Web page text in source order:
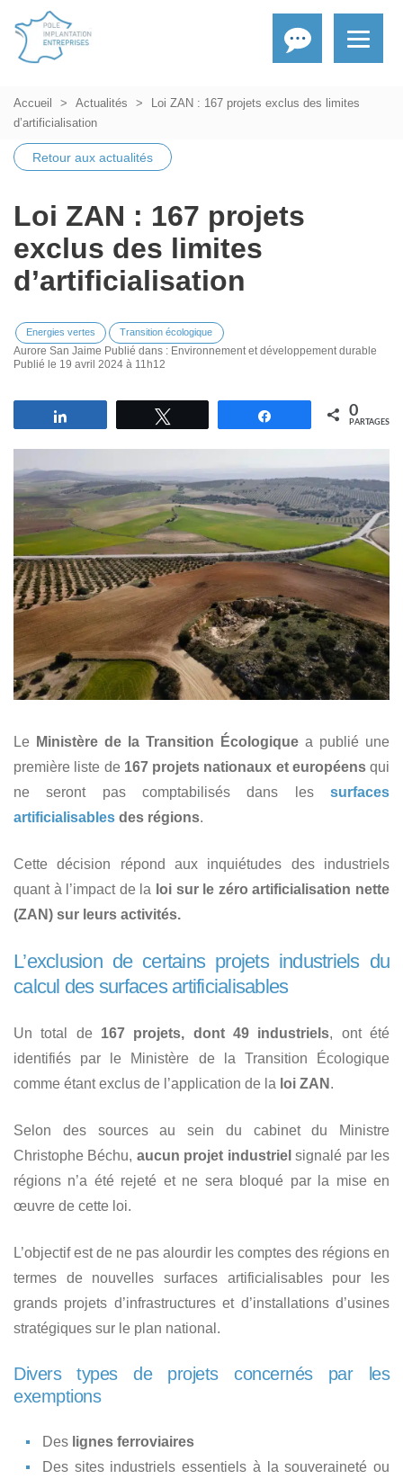
Accueil Actualités
Loi ZAN : 167 projets exclus des limites
d’artificialisation
Retour aux actualités
Loi ZAN : 167 projets
exclus des limites
d’artificialisation
Energies vertes Transition écologique
Aurore San Jaime Publié dans : Environnement et développement durable
Publié le 19 avril 2024 à 11h12
Partagez 0
PARTAGES
Le Ministère de la Transition Écologique a publié une
première liste de 167 projets nationaux et européensqui
ne seront pas comptabilisés dans les surfaces
artificialisables des régions.
Cette décision répond aux inquiétudes des industriels
quant à l’impact de la loi sur le zéro artificialisation nette
(ZAN) sur leurs activités.
L’exclusion de certains projets industriels du
calcul des surfaces artificialisables
Un total de 167 projets, dont 49 industriels, ont été
identifiés par le Ministère de la Transition Écologique
comme étant exclus de l’application de la loi ZAN .
Selon des sources au sein du cabinet du Ministre
Christophe Béchu, aucun projet industriel signalé par les
régions n’a été rejeté et ne sera bloqué par la mise en
œuvre de cette loi.
L’objectif est de ne pas alourdir les comptes des régions en
termes de nouvelles surfaces artificialisables pour les
grands projets d’infrastructures et d’installations d’usines
stratégiques sur le plan national.
Divers types de projets concernés par les
exemptions
Des lignes ferroviaires
Des sites industriels essentiels à la souveraineté ou